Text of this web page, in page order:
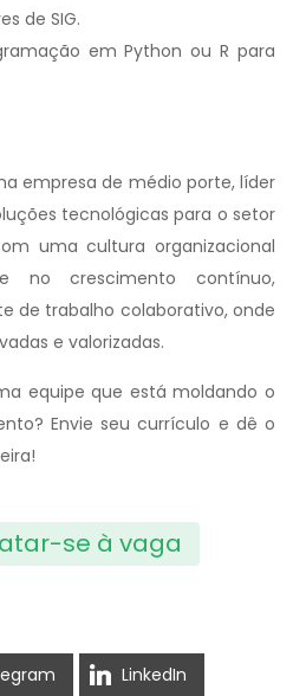
de SIG.
em Python ou R para
empresa de médio porte, líder
tecnológicas para o setor
uma cultura organizacional
no crescimento contínuo,
de trabalho colaborativo, onde
e valorizadas.
equipe que está moldando o
Envie seu currículo e dê o
se à vaga
LinkedIn